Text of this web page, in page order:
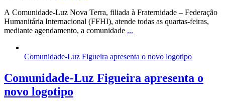
A Comunidade-Luz Nova Terra, filiada à Fraternidade – Federação
Humanitária Internacional (FFHI), atende todas as quartas-feiras,
mediante agendamento, a comunidade ...
Comunidade-Luz Figueira apresenta o novo logotipo
Comunidade-Luz Figueira apresenta o
novo logotipo